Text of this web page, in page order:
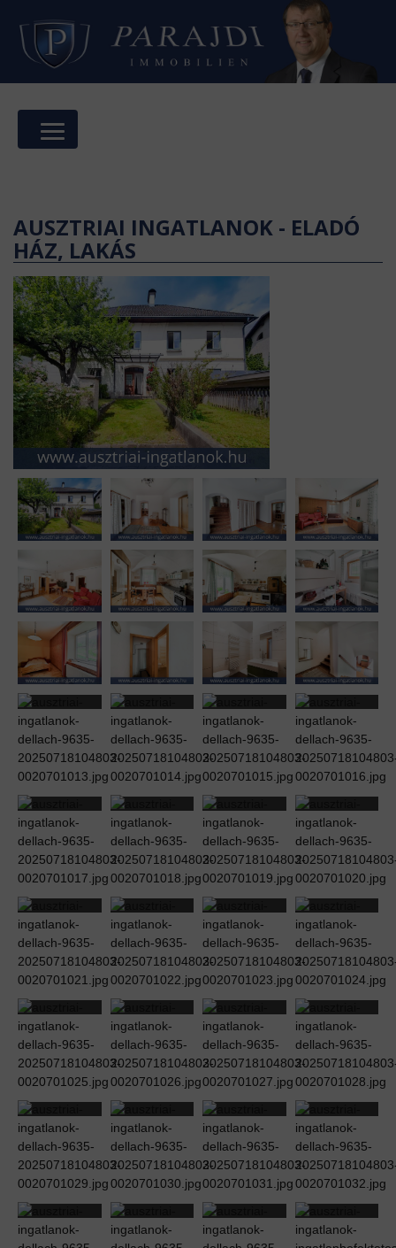
AUSZTRIAI INGATLANOK - ELADÓ
HÁZ, LAKÁS